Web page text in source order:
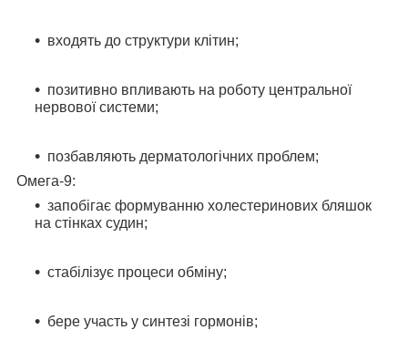
входять до структури клітин;
позитивно впливають на роботу центральної
нервової системи;
позбавляють дерматологічних проблем;
Омега-9:
запобігає формуванню холестеринових бляшок
на стінках судин;
стабілізує процеси обміну;
бере участь у синтезі гормонів;